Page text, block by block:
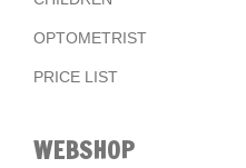
OPTOMETRIST
PRICE LIST
WEBSHOP